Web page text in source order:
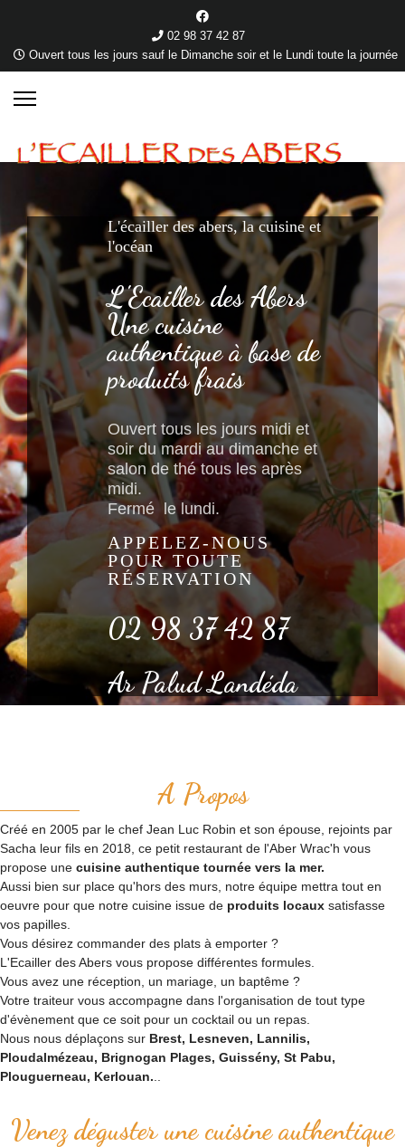
02 98 37 42 87
Ouvert tous les jours sauf le Dimanche soir et le Lundi toute la journée
L'écailler des abers, la cuisine et
l'océan
L'Ecailler des Abers
Une cuisine
authentique à base de
produits frais
Ouvert tous les jours midi et
soir du mardi au dimanche et
salon de thé tous les après
midi.
Fermé le lundi.
APPELEZ-NOUS
POUR TOUTE
RÉSERVATION
02 98 37 42 87
Ar Palud Landéda
A Propos
Créé en 2005 par le chef Jean Luc Robin et son épouse, rejoints par
Sacha leur fils en 2018, ce petit restaurant de l'Aber Wrac'h vous
propose une cuisine authentique tournée vers la mer.
Aussi bien sur place qu'hors des murs, notre équipe mettra tout en
oeuvre pour que notre cuisine issue de produits locaux satisfasse
vos papilles.
Vous désirez commander des plats à emporter ?
L'Ecailler des Abers vous propose différentes formules.
Vous avez une réception, un mariage, un baptême ?
Votre traiteur vous accompagne dans l'organisation de tout type
d'évènement que ce soit pour un cocktail ou un repas.
Nous nous déplaçons sur Brest, Lesneven, Lannilis,
Ploudalmézeau, Brignogan Plages, Guissény, St Pabu,
Plouguerneau, Kerlouan.
Venez déguster une cuisine authentique